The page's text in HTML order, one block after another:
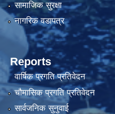
सामाजिक सुरक्षा
नागरिक वडापत्र
Reports
वार्षिक प्रगति प्रतिवेदन
चौमासिक प्रगति प्रतिवेदन
सार्वजनिक सुनुवाई